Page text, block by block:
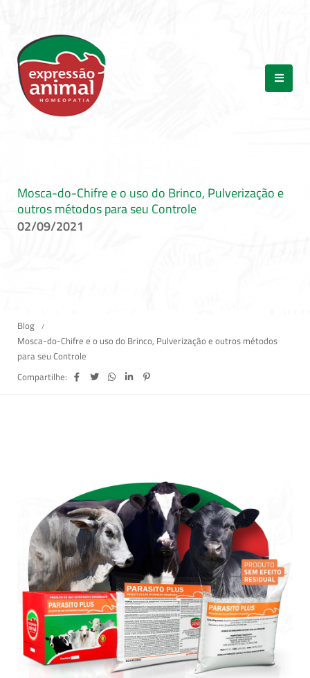
Mosca-do-Chifre e o uso do Brinco, Pulverização e
outros métodos para seu Controle
02/09/2021
Blog
Mosca-do-Chifre e o uso do Brinco, Pulverização e outros métodos
para seu Controle
Compartilhe: